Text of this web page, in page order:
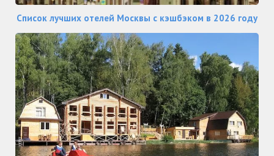
Список лучших отелей Москвы с кэшбэком в 2026 году